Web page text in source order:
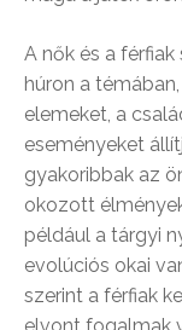
A nők és a
húron a
elemeket, a
eseményeket
gyakoribbak az
okozott
például a tárgyi
evolúciós okai
szerint a férfiak